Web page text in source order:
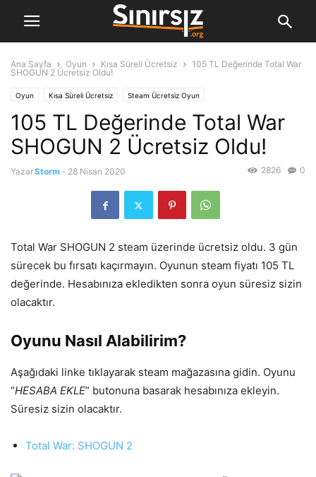
Ana Sayfa Oyun Kısa Süreli Ücretsiz
105 TL Değerinde Total War
SHOGUN 2 Ücretsiz Oldu!
Oyun Kısa Süreli Ücretsiz Steam Ücretsiz Oyun
105 TL Değerinde Total War
SHOGUN 2 Ücretsiz Oldu!
YazarStorm - 28 Nisan 2020 0
2826
Total War SHOGUN 2 steam üzerinde ücretsiz oldu. 3 gün
sürecek bu fırsatı kaçırmayın. Oyunun steam fiyatı 105 TL
değerinde. Hesabınıza ekledikten sonra oyun süresiz sizin
olacaktır.
Oyunu Nasıl Alabilirim?
Aşağıdaki linke tıklayarak steam mağazasına gidin. Oyunu
“HESABA EKLE” butonuna basarak hesabınıza ekleyin.
Süresiz sizin olacaktır.
Total War: SHOGUN 2